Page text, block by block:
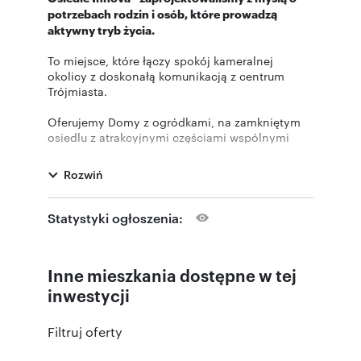
potrzebach rodzin i osób, które prowadzą
aktywny tryb życia.
To miejsce, które łączy spokój kameralnej
okolicy z doskonałą komunikacją z centrum
Trójmiasta.
Oferujemy Domy z ogródkami, na zamkniętym
osiedlu z atrakcyjnymi częściami wspólnymi
wypoczynkowe. Zaplanowaliśmy również lokale
usługowe m.in. na sklep z przeznaczeniem pod
„Żabkę” lub inny sklep spożywczy Domy Innova
Na osiedlu dostępne są domy w 3 typach
funkcjonalnych. Każdy z domów posiada parter i
Domy mają dodatkową strefę do
przechowywania na poddaszu nieużytkowym.
Każdy z domów oferuje: Strefę dzienną o
ekspozycją południowo-zachodnią lub
Rozwiń
Statystyki ogłoszenia:
Inne mieszkania dostępne w tej
inwestycji
Filtruj oferty